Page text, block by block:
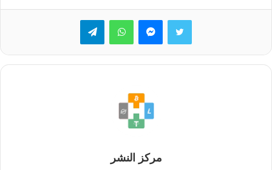
تويتر ماسنجرواتساب تيلقرام
مركز النشر